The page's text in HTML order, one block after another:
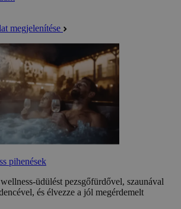
megjelenítése
pihenések
üdülést pezsgőfürdővel, szaunával
és élvezze a jól megérdemelt